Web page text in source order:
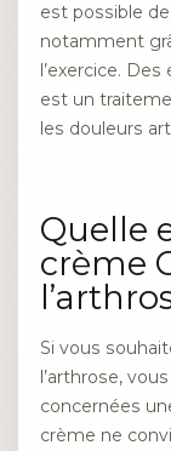
est possible
notamment
l’exercice.
est un
les douleurs
Quelle
crème
Si vous
l’arthrose,
concernées
crème ne